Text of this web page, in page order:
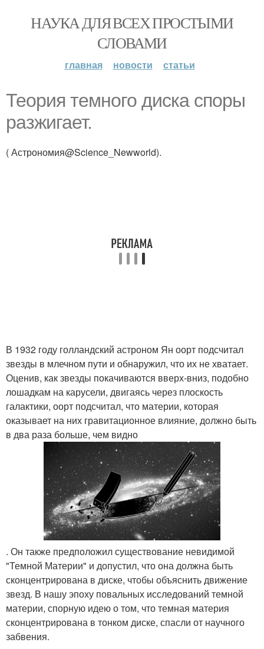
НАУКА ДЛЯ ВСЕХ ПРОСТЫМИ
СЛОВАМИ
главная новости статьи
Теория темного диска споры
разжигает.
( Астрономия@Science_Newworld).
В 1932 году голландский астроном Ян оорт подсчитал
звезды в млечном пути и обнаружил, что их не хватает.
Оценив, как звезды покачиваются вверх-вниз, подобно
лошадкам на карусели, двигаясь через плоскость
галактики, оорт подсчитал, что материи, которая
оказывает на них гравитационное влияние, должно быть
в два раза больше, чем видно
. Он также предположил существование невидимой
"Темной Материи" и допустил, что она должна быть
сконцентрирована в диске, чтобы объяснить движение
звезд. В нашу эпоху повальных исследований темной
материи, спорную идею о том, что темная материя
сконцентрирована в тонком диске, спасли от научного
забвения.